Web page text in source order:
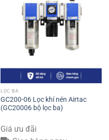
LỌC BA
GC200-06 Lọc khí nén Airtac
(GC20006 bộ lọc ba)
Giá ưu đãi